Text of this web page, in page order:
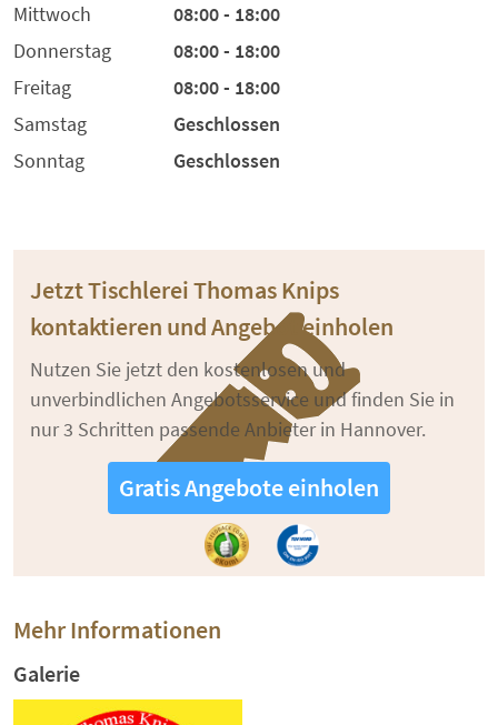
Mittwoch
08:00 - 18:00
Donnerstag
08:00 - 18:00
Freitag
08:00 - 18:00
Samstag
Geschlossen
Sonntag
Geschlossen
Jetzt Tischlerei Thomas Knips
kontaktieren und Angebot einholen
Nutzen Sie jetzt den kostenlosen und
unverbindlichen Angebotsservice und finden Sie in
nur 3 Schritten passende Anbieter in Hannover.
Gratis Angebote einholen
Mehr Informationen
Galerie